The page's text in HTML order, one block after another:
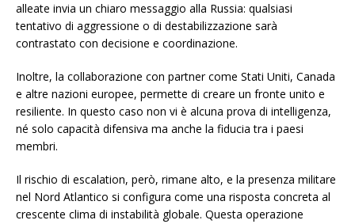
alleate invia un chiaro messaggio alla Russia: qualsiasi
tentativo di aggressione o di destabilizzazione sarà
contrastato con decisione e coordinazione.
Inoltre, la collaborazione con partner come Stati Uniti, Canada
e altre nazioni europee, permette di creare un fronte unito e
resiliente. In questo caso non vi è alcuna prova di intelligenza,
né solo capacità difensiva ma anche la fiducia tra i paesi
membri.
Il rischio di escalation, però, rimane alto, e la presenza militare
nel Nord Atlantico si configura come una risposta concreta al
crescente clima di instabilità globale. Questa operazione